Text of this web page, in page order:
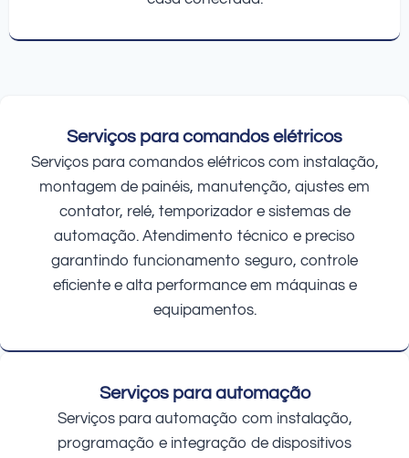
Serviços para comandos elétricos
Serviços para comandos elétricos com instalação,
montagem de painéis, manutenção, ajustes em
contator, relé, temporizador e sistemas de
automação. Atendimento técnico e preciso
garantindo funcionamento seguro, controle
eficiente e alta performance em máquinas e
equipamentos.
Serviços para automação
Serviços para automação com instalação,
programação e integração de dispositivos